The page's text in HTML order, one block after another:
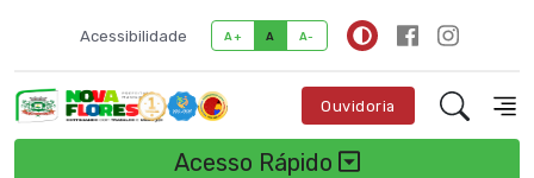
Acessibilidade A+ A A-
Ouvidoria
Acesso Rápido